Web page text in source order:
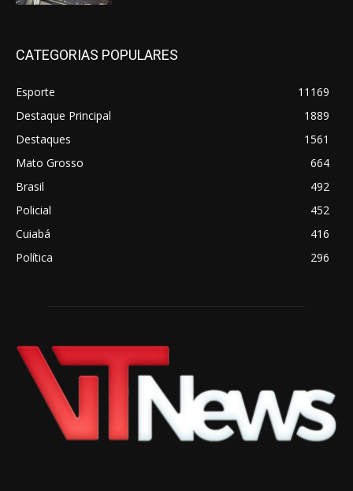
CATEGORIAS POPULARES
Esporte
11169
Destaque Principal
1889
Destaques
1561
Mato Grosso
664
Brasil
492
Policial
452
Cuiabá
416
Política
296